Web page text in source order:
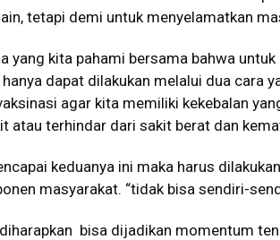
tetapi demi untuk menyelamatkan
yang kita pahami bersama bahwa
dapat dilakukan melalui dua cara
agar kita memiliki kekebalan
atau terhindar dari sakit berat dan
keduanya ini maka harus
masyarakat. “tidak bisa sendiri-
diharapkan bisa dijadikan momentum